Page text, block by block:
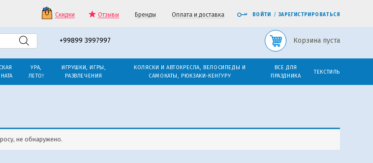
Скидки Отзывы Бренды Оплата и доставка ВОЙТИ / ЗАРЕГИСТРИРОВАТЬСЯ
+99899 3997997 Корзина пуста
УРА,
ЛЕТО!
ИГРУШКИ, ИГРЫ,
РАЗВЛЕЧЕНИЯ
КОЛЯСКИ И АВТОКРЕСЛА, ВЕЛОСИПЕДЫ И
САМОКАТЫ, РЮКЗАКИ-КЕНГУРУ
ВСЕ ДЛЯ
ПРАЗДНИКА
ТЕКСТИЛЬ
не обнаружено.